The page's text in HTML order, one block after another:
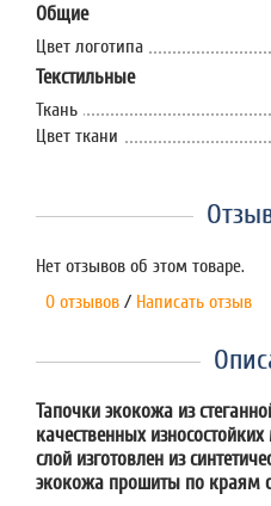
Общие
Цвет логотипа
Текстильные
Ткань
Цвет ткани
Нет отзывов об этом товаре.
0 отзывов / Написать отзыв
Тапочки экокожа из
качественных
слой изготовлен из
экокожа прошиты по краям